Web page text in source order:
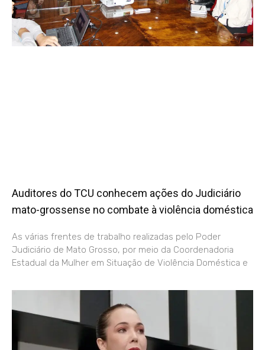
Auditores do TCU conhecem ações do Judiciário
mato-grossense no combate à violência doméstica
As várias frentes de trabalho realizadas pelo Poder
Judiciário de Mato Grosso, por meio da Coordenadoria
Estadual da Mulher em Situação de Violência Doméstica e